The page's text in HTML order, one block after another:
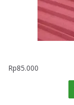
Rp85.000